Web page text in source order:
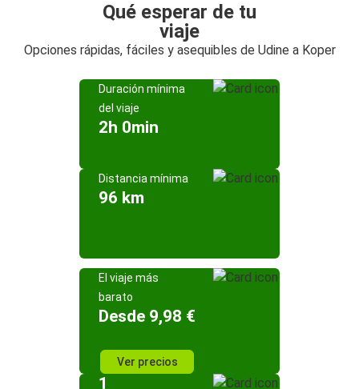
Qué esperar de tu
viaje
Opciones rápidas, fáciles y asequibles de Udine a Koper
Duración mínima
del viaje
2h 0min
Distancia mínima
96 km
El viaje más
barato
Desde 9,98 €
Ver precios
1